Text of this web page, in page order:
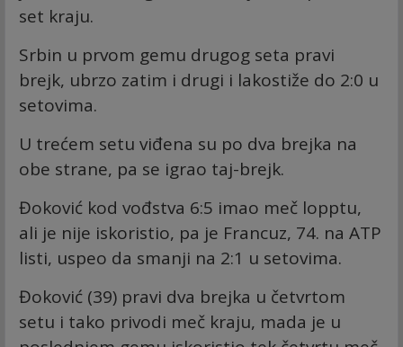
set kraju.
Srbin u prvom gemu drugog seta pravi
brejk, ubrzo zatim i drugi i lakostiže do 2:0 u
setovima.
U trećem setu viđena su po dva brejka na
obe strane, pa se igrao taj-brejk.
Đoković kod vođstva 6:5 imao meč lopptu,
ali je nije iskoristio, pa je Francuz, 74. na ATP
listi, uspeo da smanji na 2:1 u setovima.
Đoković (39) pravi dva brejka u četvrtom
setu i tako privodi meč kraju, mada je u